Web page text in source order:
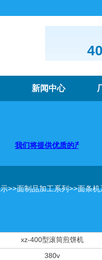
新闻中心
提供优质的产品及服务，欢迎
>>面制品加工系列>>面条机
xz-400型滚筒煎饼机
380v